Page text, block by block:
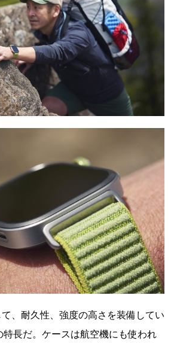
、耐久性、強度の高さを装備してい
特長だ。ケースは航空機にも使われ